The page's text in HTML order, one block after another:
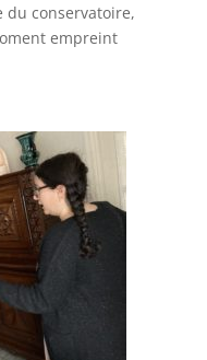
du conservatoire,
empreint